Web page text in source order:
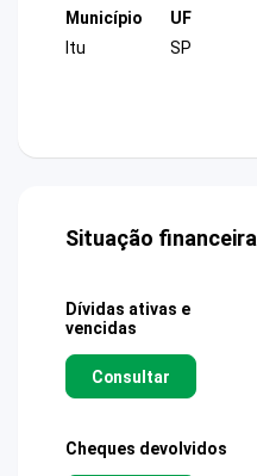
Município
Itu
UF
SP
Situação financeira
Dívidas ativas e
vencidas
Consultar
Cheques devolvidos